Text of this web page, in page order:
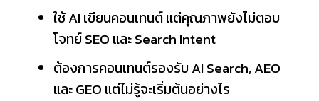
ใช้ AI เขียนคอนเทนต์ แต่คุณภาพยังไม่ตอบ
โจทย์ SEO และ Search Intent
ต้องการคอนเทนต์รองรับ AI Search, AEO
และ GEO แต่ไม่รู้จะเริ่มต้นอย่างไร